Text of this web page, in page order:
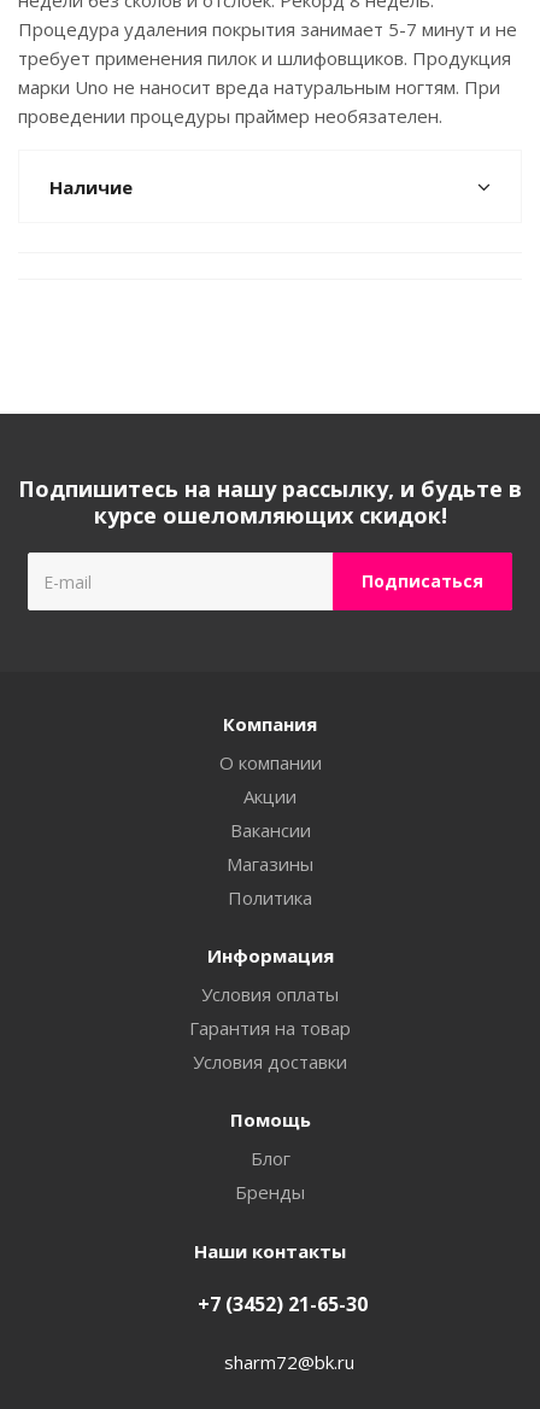
Процедура удаления покрытия занимает 5-7 минут и не
требует применения пилок и шлифовщиков. Продукция
марки Uno не наносит вреда натуральным ногтям. При
проведении процедуры праймер необязателен.
Наличие
Подпишитесь на нашу рассылку, и будьте в
курсе ошеломляющих скидок!
Компания
О компании
Акции
Вакансии
Магазины
Политика
Информация
Условия оплаты
Гарантия на товар
Условия доставки
Помощь
Блог
Бренды
Наши контакты
+7 (3452) 21-65-30
sharm72@bk.ru